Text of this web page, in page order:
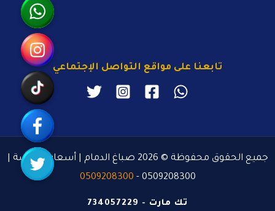
تابعنا على مواقع التواصل الإجتماعي
جميع الحقوق محفوظة © 2026 صباغ الدمام | أسعار منافسة |
0509208300 -
0509208300
تك مارت - 734057229
انستقرام
تيك توك
رابط مخصّص
تويتر